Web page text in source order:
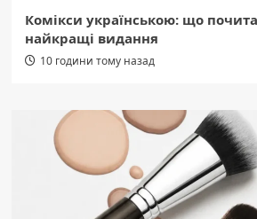
Комікси українською: що
найкращі видання
10 години тому назад